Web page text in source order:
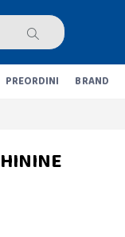
PREORDINI BRAND